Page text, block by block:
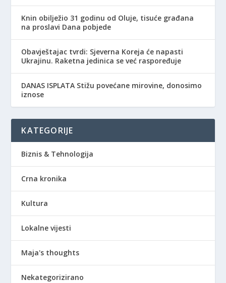
Knin obilježio 31 godinu od Oluje, tisuće građana
na proslavi Dana pobjede
Obavještajac tvrdi: Sjeverna Koreja će napasti
Ukrajinu. Raketna jedinica se već raspoređuje
DANAS ISPLATA Stižu povećane mirovine, donosimo
iznose
KATEGORIJE
Biznis & Tehnologija
Crna kronika
Kultura
Lokalne vijesti
Maja's thoughts
Nekategorizirano